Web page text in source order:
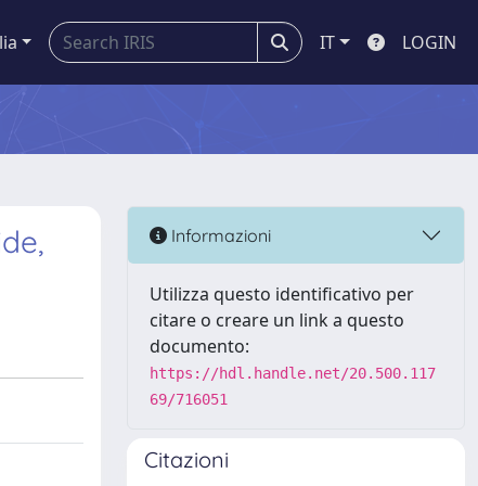
IT LOGIN
Informazioni
Utilizza questo identificativo per
citare o creare un link a questo
documento:
https://hdl.handle.net/20.500.117
69/716051
Citazioni